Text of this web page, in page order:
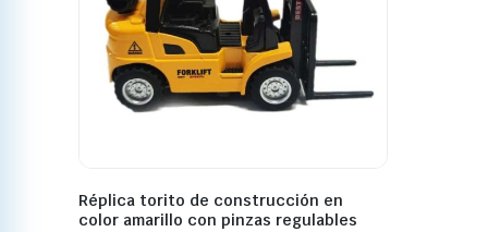
Réplica torito de construcción en
color amarillo con pinzas regulables